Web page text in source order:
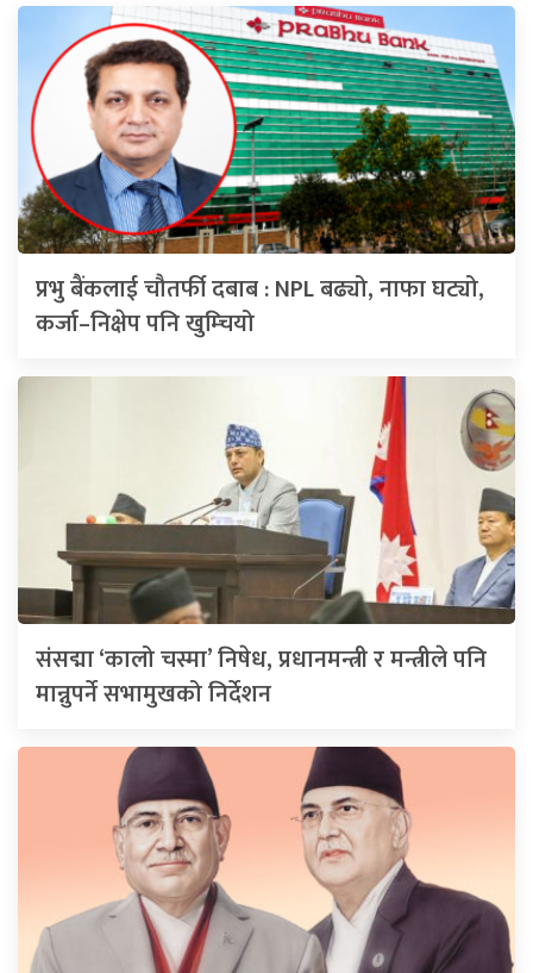
प्रभु बैंकलाई चौतर्फी दबाब : NPL बढ्यो, नाफा घट्यो,
कर्जा–निक्षेप पनि खुम्चियो
संसद्मा ‘कालो चस्मा’ निषेध, प्रधानमन्त्री र मन्त्रीले पनि
मान्नुपर्ने सभामुखको निर्देशन